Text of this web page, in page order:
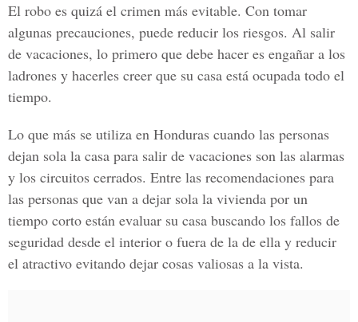
El robo es quizá el crimen más evitable. Con tomar
algunas precauciones, puede reducir los riesgos. Al salir
de vacaciones, lo primero que debe hacer es engañar a los
ladrones y hacerles creer que su casa está ocupada todo el
tiempo.
Lo que más se utiliza en Honduras cuando las personas
dejan sola la casa para salir de vacaciones son las alarmas
y los circuitos cerrados. Entre las recomendaciones para
las personas que van a dejar sola la vivienda por un
tiempo corto están evaluar su casa buscando los fallos de
seguridad desde el interior o fuera de la de ella y reducir
el atractivo evitando dejar cosas valiosas a la vista.